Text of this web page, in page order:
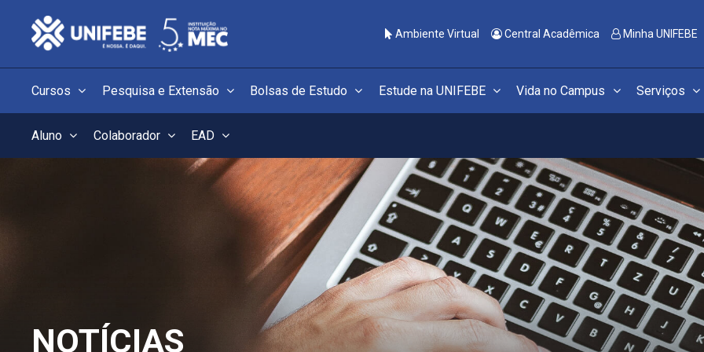
Ambiente Virtual Central Acadêmica Minha UNIFEBE
Cursos Pesquisa e Extensão Bolsas de Estudo Estude na UNIFEBE Vida no Campus Serviços
Aluno Colaborador EAD
NOTÍCIAS